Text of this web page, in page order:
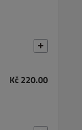
Kč 220.00